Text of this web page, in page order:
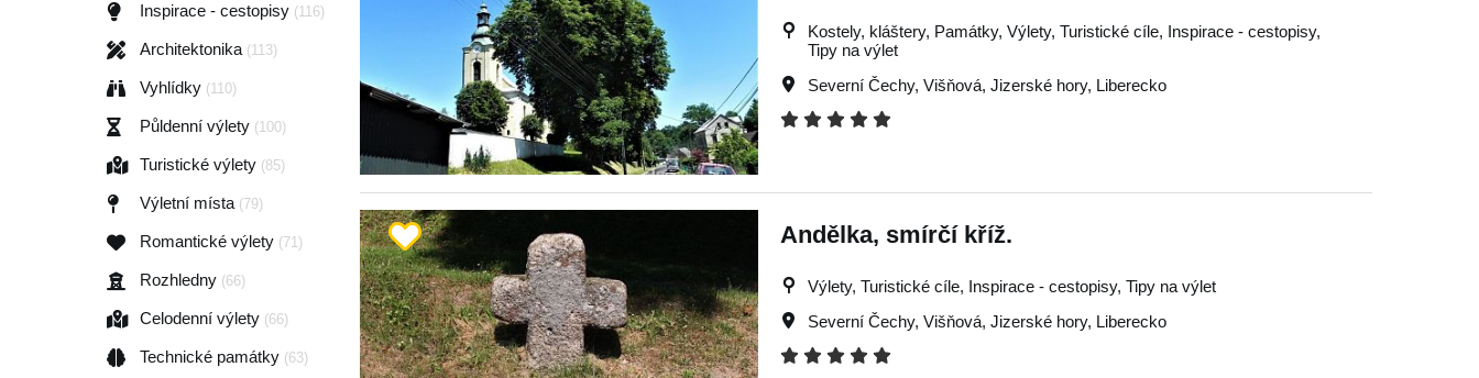
Inspirace - cestopisy (116)
Architektonika (113)
Vyhlídky (110)
Půldenní výlety (100)
Turistické výlety (85)
Výletní místa (79)
Romantické výlety (71)
Rozhledny (66)
Celodenní výlety (66)
Technické památky (63)
Kostely, kláštery, Památky, Výlety, Turistické cíle, Inspirace - cestopisy,
Tipy na výlet
Severní Čechy, Višňová, Jizerské hory, Liberecko
Andělka, smírčí kříž.
Výlety, Turistické cíle, Inspirace - cestopisy, Tipy na výlet
Severní Čechy, Višňová, Jizerské hory, Liberecko